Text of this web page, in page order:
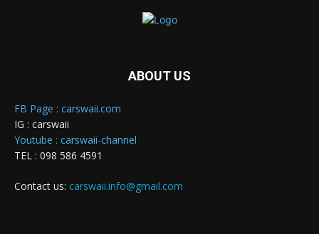
ABOUT US
FB Page : carswaii.com
IG : carswaii
Youtube : carswaii-channel
TEL : 098 586 4591
Contact us: carswaii.info@gmail.com